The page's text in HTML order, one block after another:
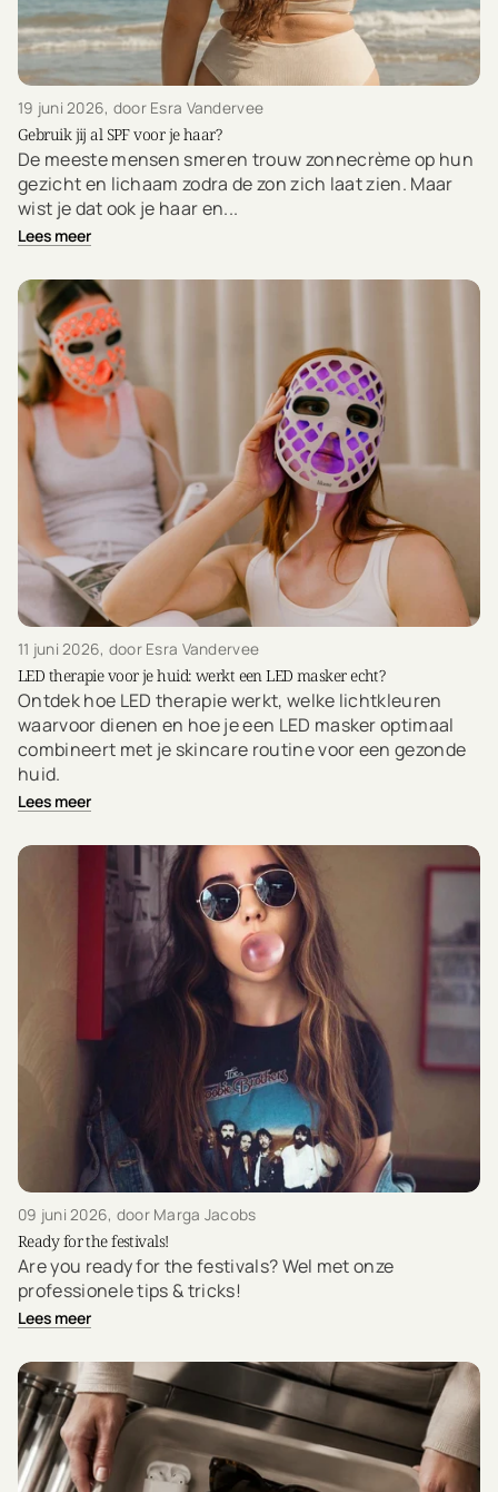
19 juni 2026, door Esra Vandervee
Gebruik jij al SPF voor je haar?
De meeste mensen smeren trouw zonnecrème op hun
gezicht en lichaam zodra de zon zich laat zien. Maar
wist je dat ook je haar en...
Lees meer
11 juni 2026, door Esra Vandervee
LED therapie voor je huid: werkt een LED masker echt?
Ontdek hoe LED therapie werkt, welke lichtkleuren
waarvoor dienen en hoe je een LED masker optimaal
combineert met je skincare routine voor een gezonde
huid.
Lees meer
09 juni 2026, door Marga Jacobs
Ready for the festivals!
Are you ready for the festivals? Wel met onze
professionele tips & tricks!
Lees meer